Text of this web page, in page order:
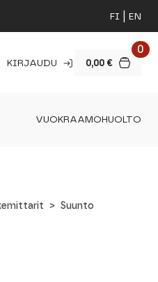
FI EN
KIRJAUDU 0,00 €
0
VUOKRAAMOHUOLTO
Suunto